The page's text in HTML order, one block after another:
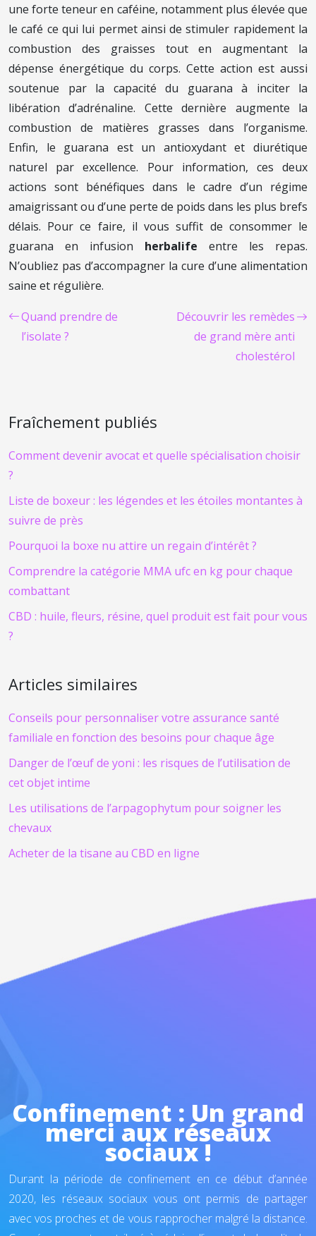
une forte teneur en caféine, notamment plus élevée que
le café ce qui lui permet ainsi de stimuler rapidement la
combustion des graisses tout en augmentant la
dépense énergétique du corps. Cette action est aussi
soutenue par la capacité du guarana à inciter la
libération d’adrénaline. Cette dernière augmente la
combustion de matières grasses dans l’organisme.
Enfin, le guarana est un antioxydant et diurétique
naturel par excellence. Pour information, ces deux
actions sont bénéfiques dans le cadre d’un régime
amaigrissant ou d’une perte de poids dans les plus brefs
délais. Pour ce faire, il vous suffit de consommer le
guarana en infusion herbalife entre les repas.
N’oubliez pas d’accompagner la cure d’une alimentation
saine et régulière.
Quand prendre de
l’isolate ?
Découvrir les remèdes
de grand mère anti
cholestérol
Fraîchement publiés
Comment devenir avocat et quelle spécialisation choisir
?
Liste de boxeur : les légendes et les étoiles montantes à
suivre de près
Pourquoi la boxe nu attire un regain d’intérêt ?
Comprendre la catégorie MMA ufc en kg pour chaque
combattant
CBD : huile, fleurs, résine, quel produit est fait pour vous
?
Articles similaires
Conseils pour personnaliser votre assurance santé
familiale en fonction des besoins pour chaque âge
Danger de l’œuf de yoni : les risques de l’utilisation de
cet objet intime
Les utilisations de l’arpagophytum pour soigner les
chevaux
Acheter de la tisane au CBD en ligne
Confinement : Un grand
merci aux réseaux
sociaux !
Durant la période de confinement en ce début d’année
2020, les réseaux sociaux vous ont permis de partager
avec vos proches et de vous rapprocher malgré la distance.